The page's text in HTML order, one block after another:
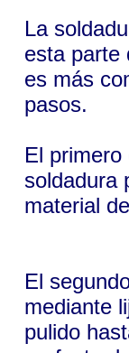
La
esta parte
es más
pasos.
El
soldadura
material
El
mediante
pulido